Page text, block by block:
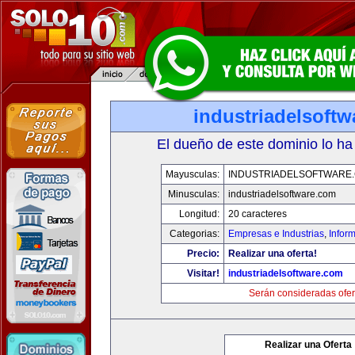
El dueño de este dominio lo
Mayusculas:
Minusculas:
industriadelsoftware.com
Longitud:
20 caracteres
Categorias:
Empresas e Industrias,
Precio:
Realizar una oferta!
Visitar!
industriadelsoftware.com
Serán consideradas
Realizar una Oferta